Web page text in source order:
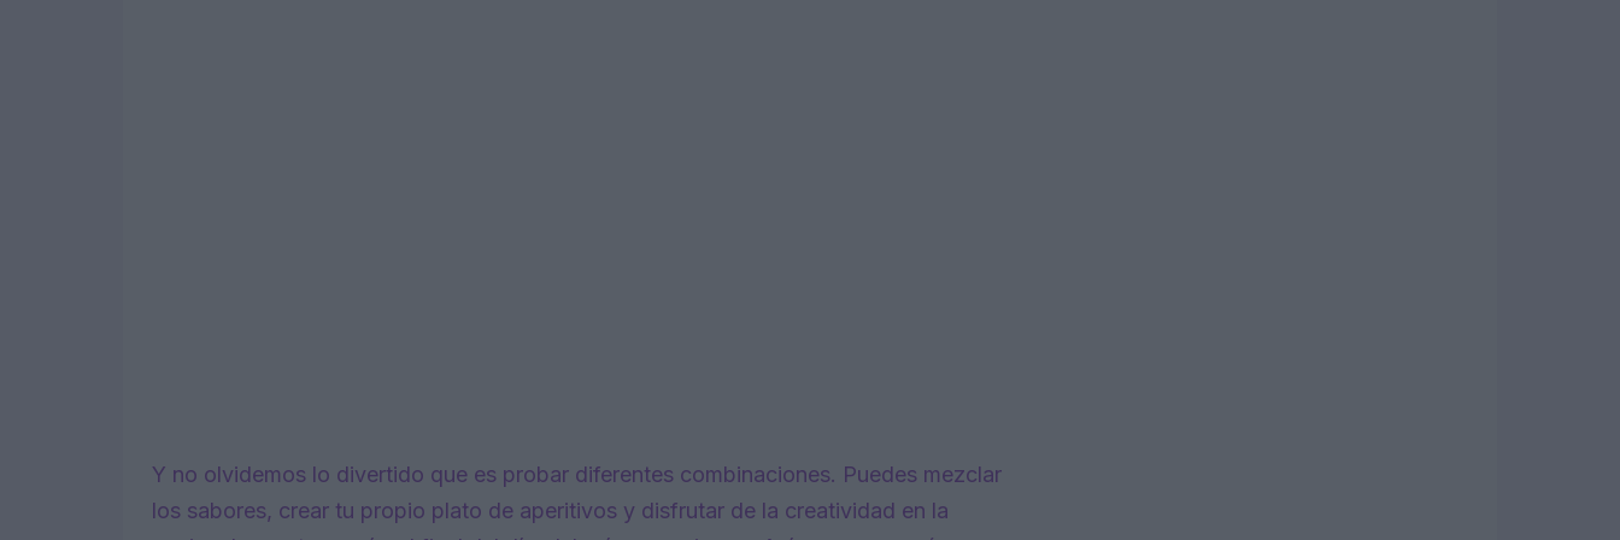
Y no olvidemos lo divertido que es probar diferentes combinaciones. Puedes mezclar
los sabores, crear tu propio plato de aperitivos y disfrutar de la creatividad en la